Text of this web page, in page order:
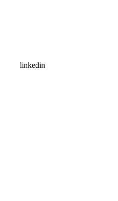
linkedin